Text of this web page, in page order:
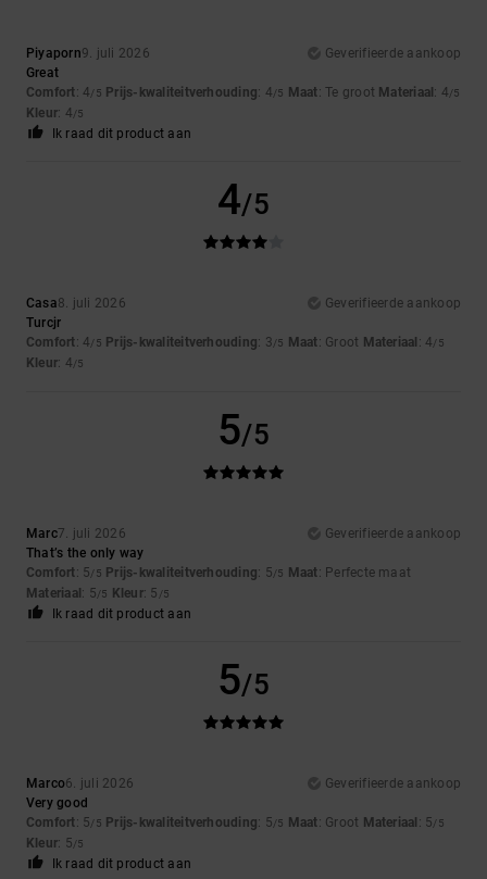
Piyaporn9. juli 2026
Geverifieerde aankoop
Great
Comfort: 4/5 Prijs-kwaliteitverhouding: 4/5 Maat: Te groot Materiaal: 4/5
Kleur: 4/5
Ik raad dit product aan
4/5
Casa8. juli 2026
Geverifieerde aankoop
Turcjr
Comfort: 4/5 Prijs-kwaliteitverhouding: 3/5 Maat: Groot Materiaal : 4/5
Kleur: 4/5
5/5
Marc7. juli 2026
Geverifieerde aankoop
That’s the only way
Comfort: 5/5 Prijs-kwaliteitverhouding: 5/5 Maat: Perfecte maat
Materiaal: 5/5 Kleur: 5 /5
Ik raad dit product aan
5/5
Marco6. juli 2026
Geverifieerde aankoop
Very good
Comfort: 5/5 Prijs-kwaliteitverhouding: 5/5 Maat: Groot Materiaal : 5/5
Kleur: 5/5
Ik raad dit product aan